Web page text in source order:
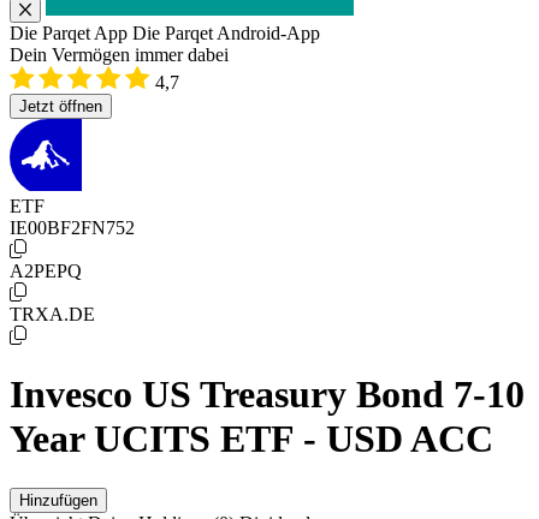
Die Parqet App Die Parqet Android-App
Dein Vermögen immer dabei
4,7
Jetzt öffnen
ETF
IE00BF2FN752
A2PEPQ
TRXA.DE
Invesco US Treasury Bond 7-10
Year UCITS ETF - USD ACC
Hinzufügen